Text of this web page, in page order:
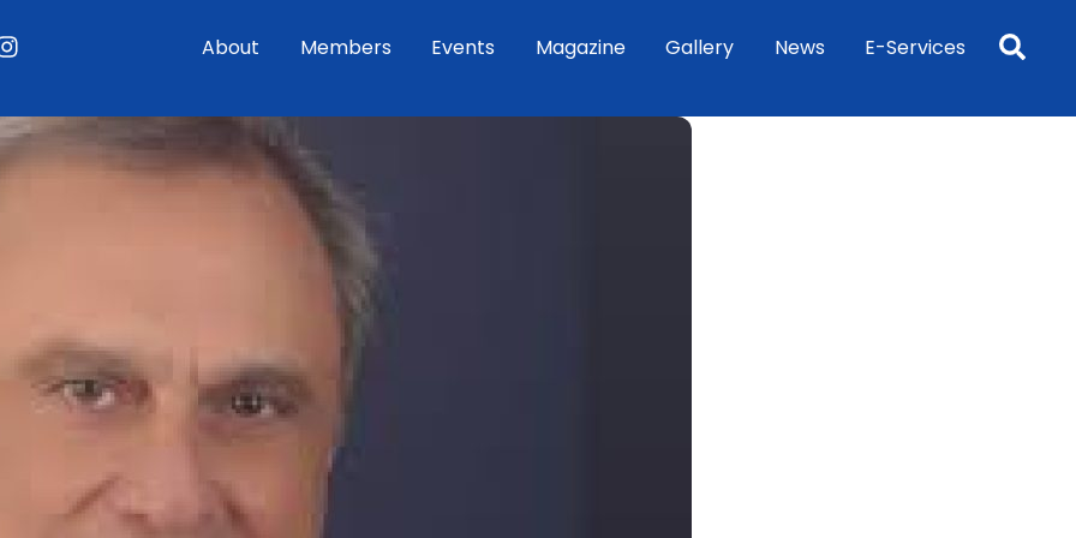
About Members Events Magazine Gallery News E-Services